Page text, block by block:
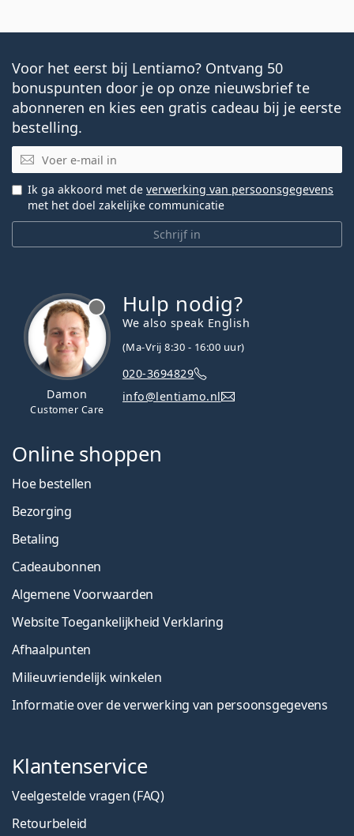
Voor het eerst bij Lentiamo? Ontvang 50
bonuspunten door je op onze nieuwsbrief te
abonneren en kies een gratis cadeau bij je eerste
bestelling.
E-mail
Schrijf in
Ik ga akkoord met de verwerking van persoonsgegevens
met het doel zakelijke communicatie
Damon
Customer Care
Hulp nodig?
We also speak English
(Ma-Vrij 8:30 - 16:00 uur)
020-3694829
info@lentiamo.nl
Online shoppen
Hoe bestellen
Bezorging
Betaling
Cadeaubonnen
Algemene Voorwaarden
Website Toegankelijkheid Verklaring
Afhaalpunten
Milieuvriendelijk winkelen
Informatie over de verwerking van persoonsgegevens
Klantenservice
Veelgestelde vragen (FAQ)
Retourbeleid